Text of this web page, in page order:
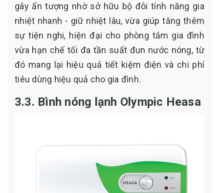
gây ấn tượng nhờ sở hữu bộ đôi tính năng gia
nhiệt nhanh - giữ nhiệt lâu, vừa giúp tăng thêm
sự tiện nghi, hiện đại cho phòng tắm gia đình
vừa hạn chế tối đa tần suất đun nước nóng, từ
đó mang lại hiệu quả tiết kiệm điện và chi phí
tiêu dùng hiệu quả cho gia đình.
3.3. Bình nóng lạnh Olympic Heasa